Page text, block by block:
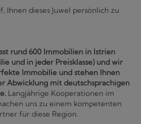
Ihnen dieses Juwel persönlich zu
rund 600 Immobilien in Istrien
und in jeder Preisklasse) und wir
Immobilie und stehen Ihnen
Abwicklung mit deutschsprachigen
Langjährige Kooperationen im
uns zu einem kompetenten
für diese Region.